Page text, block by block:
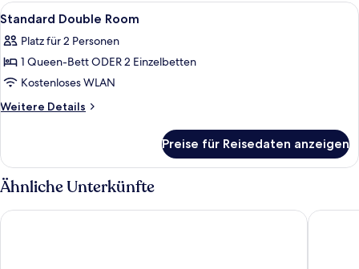
Alle
Fotos
für
Standard
Double
Room
Minibar, Zimmersafe, Schreibtisch,
3
Standard Double Room
Platz für 2 Personen
1 Queen-Bett ODER 2 Einzelbetten
Kostenloses WLAN
Weitere Details
Weitere
Double
Room
Preise für Reisedaten anzeigen
Ähnliche Unterkünfte
Sixties Ramblas Hotel